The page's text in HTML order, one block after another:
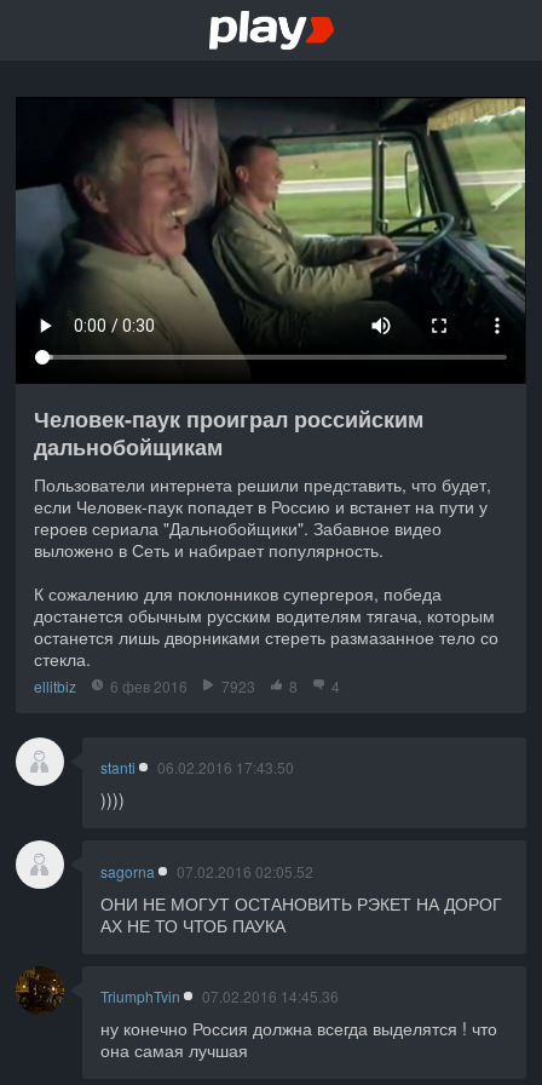
Человек-паук проиграл российским
дальнобойщикам
Пользователи интернета решили представить, что будет,
если Человек-паук попадет в Россию и встанет на пути у
героев сериала "Дальнобойщики". Забавное видео
выложено в Сеть и набирает популярность.
К сожалению для поклонников супергероя, победа
достанется обычным русским водителям тягача, которым
останется лишь дворниками стереть размазанное тело со
стекла.
ellitbiz 6 фев 2016 7923 8 4
stanti 06.02.2016 17:43.50
))))
sagorna 07.02.2016 02:05.52
ОНИ НЕ МОГУТ ОСТАНОВИТЬ РЭКЕТ НА ДОРОГ
АХ НЕ ТО ЧТОБ ПАУКА
TriumphTvin 07.02.2016 14:45.36
ну конечно Россия должна всегда выделятся ! что
она самая лучшая